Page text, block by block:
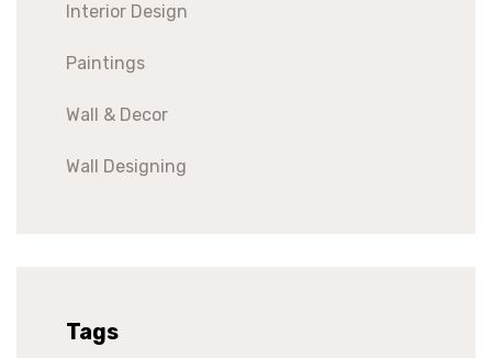
Interior Design
Paintings
Wall & Decor
Wall Designing
Tags